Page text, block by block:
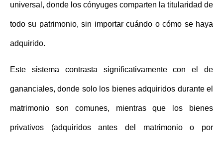
universal, donde los cónyuges comparten la titularidad de
todo su patrimonio, sin importar cuándo o cómo se haya
adquirido.
Este sistema contrasta significativamente con el de
gananciales, donde solo los bienes adquiridos durante el
matrimonio son comunes, mientras que los bienes
privativos (adquiridos antes del matrimonio o por